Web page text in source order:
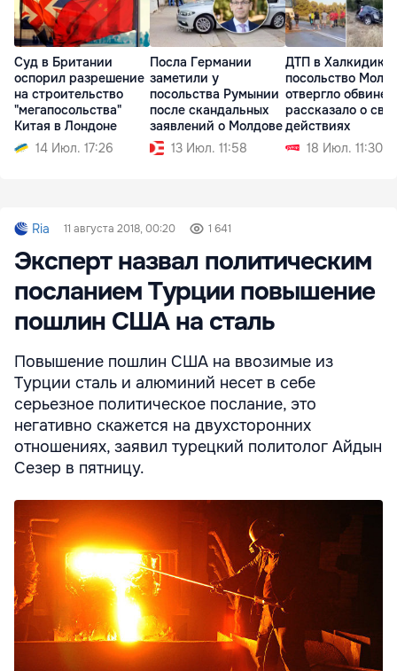
Суд в Британии
оспорил разрешение
на строительство
"мегапосольства"
Китая в Лондоне
14 Июл. 17:26
Посла Германии
заметили у
посольства Румынии
после скандальных
заявлений о Молдове
13 Июл. 11:58
ДТП в Халкидики:
посольство
отвергло
рассказало о
действиях
18 Июл. 11:30
Ria 11 августа 2018, 00:20 1 641
Эксперт назвал политическим
посланием Турции повышение
пошлин США на сталь
Повышение пошлин США на ввозимые из
Турции сталь и алюминий несет в себе
серьезное политическое послание, это
негативно скажется на двухсторонних
отношениях, заявил турецкий политолог Айдын
Сезер в пятницу.